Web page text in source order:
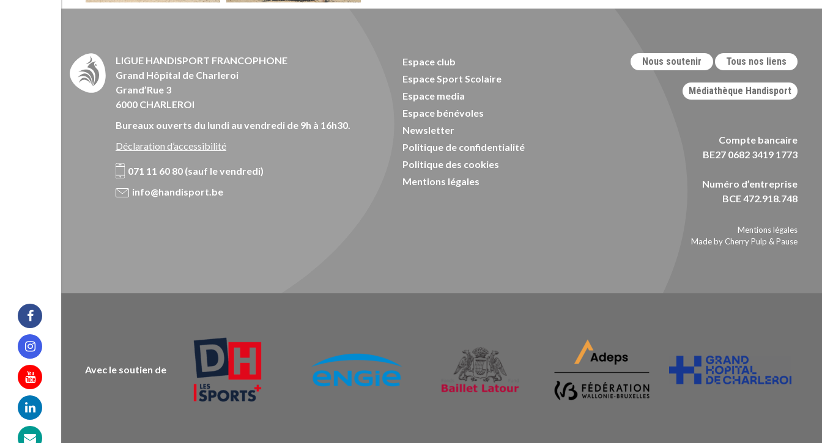
Facebook
Instagram
Youtube
Linkedin
LIGUE HANDISPORT FRANCOPHONE
Grand Hôpital de Charleroi
Grand’Rue 3
6000 CHARLEROI
Bureaux ouverts du lundi au vendredi de 9h à 16h30.
Déclaration d’accessibilité
071 11 60 80 (sauf le vendredi)
info@handisport.be
Espace club
Espace Sport Scolaire
Espace media
Espace bénévoles
Newsletter
Politique de confidentialité
Politique des cookies
Mentions légales
Nous soutenir Tous nos liens
Médiathèque Handisport
Compte bancaire
BE27 0682 3419 1773
Numéro d’entreprise
BCE 472.918.748
Mentions légales
Made by Cherry Pulp & Pause
Avec le soutien de